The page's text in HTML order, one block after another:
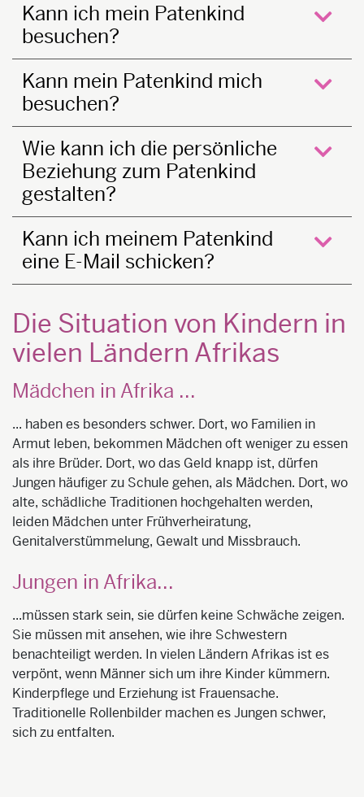
Kann ich mein Patenkind
besuchen?
Kann mein Patenkind mich
besuchen?
Wie kann ich die persönliche
Beziehung zum Patenkind
gestalten?
Kann ich meinem Patenkind
eine E-Mail schicken?
Die Situation von Kindern in
vielen Ländern Afrikas
Mädchen in Afrika ...
... haben es besonders schwer. Dort, wo Familien in
Armut leben, bekommen Mädchen oft weniger zu essen
als ihre Brüder. Dort, wo das Geld knapp ist, dürfen
Jungen häufiger zu Schule gehen, als Mädchen. Dort, wo
alte, schädliche Traditionen hochgehalten werden,
leiden Mädchen unter Frühverheiratung,
Genitalverstümmelung, Gewalt und Missbrauch.
Jungen in Afrika...
...müssen stark sein, sie dürfen keine Schwäche zeigen.
Sie müssen mit ansehen, wie ihre Schwestern
benachteiligt werden. In vielen Ländern Afrikas ist es
verpönt, wenn Männer sich um ihre Kinder kümmern.
Kinderpflege und Erziehung ist Frauensache.
Traditionelle Rollenbilder machen es Jungen schwer,
sich zu entfalten.